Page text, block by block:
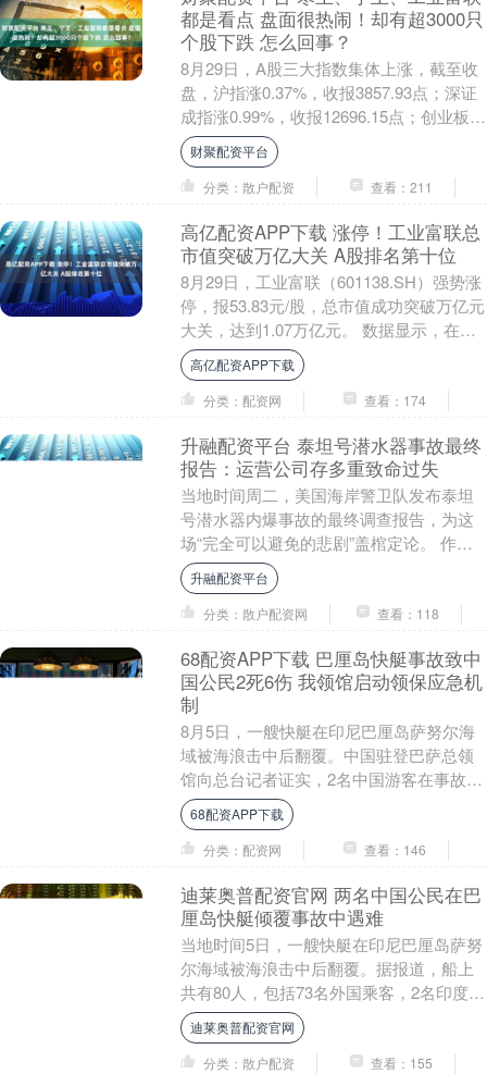
都是看点 盘面很热闹！却有超3000只
个股下跌 怎么回事？
8月29日，A股三大指数集体上涨，截至收
盘，沪指涨0.37%，收报3857.93点；深证
成指涨0.99%，收报12696.15点；创业板指
涨2.23%，收报28....
财聚配资平台
分类：散户配资
查看：211
高亿配资APP下载 涨停！工业富联总
市值突破万亿大关 A股排名第十位
8月29日，工业富联（601138.SH）强势涨
停，报53.83元/股，总市值成功突破万亿元
大关，达到1.07万亿元。 数据显示，在所
有A股中，按照市值排名，工....
高亿配资APP下载
分类：配资网
查看：174
升融配资平台 泰坦号潜水器事故最终
报告：运营公司存多重致命过失
当地时间周二，美国海岸警卫队发布泰坦
号潜水器内爆事故的最终调查报告，为这
场“完全可以避免的悲剧”盖棺定论。 作为
背景，泰坦号潜水器在2023年6月18日潜入
大西....
升融配资平台
分类：散户配资网
查看：118
68配资APP下载 巴厘岛快艇事故致中
国公民2死6伤 我领馆启动领保应急机
制
8月5日，一艘快艇在印尼巴厘岛萨努尔海
域被海浪击中后翻覆。中国驻登巴萨总领
馆向总台记者证实，2名中国游客在事故中
遇难。 中国驻登巴萨总领馆表示立即启动
了领保应急....
68配资APP下载
分类：配资网
查看：146
迪莱奥普配资官网 两名中国公民在巴
厘岛快艇倾覆事故中遇难
当地时间5日，一艘快艇在印尼巴厘岛萨努
尔海域被海浪击中后翻覆。据报道，船上
共有80人，包括73名外国乘客，2名印度尼
西亚人和5名船员。总台记者从中国驻登巴
萨总领....
迪莱奥普配资官网
分类：散户配资
查看：155